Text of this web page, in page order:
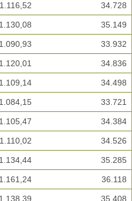
1.116,52 34.728
1.130,08 35.149
1.090,93 33.932
1.120,01 34.836
1.109,14 34.498
1.084,15 33.721
1.105,47 34.384
1.110,02 34.526
1.134,44 35.285
1.161,24 36.118
1.138,39 35.408